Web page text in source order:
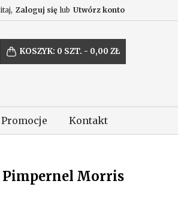
Zaloguj się lub Utwórz konto
KOSZYK: 0 SZT. - 0,00 ZŁ
Promocje Kontakt
Pimpernel Morris